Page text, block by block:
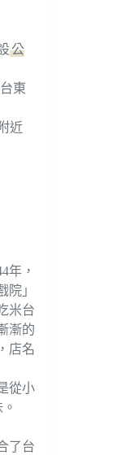
公
台東
近
年，
」
米台
漸的
店名
從小
了台